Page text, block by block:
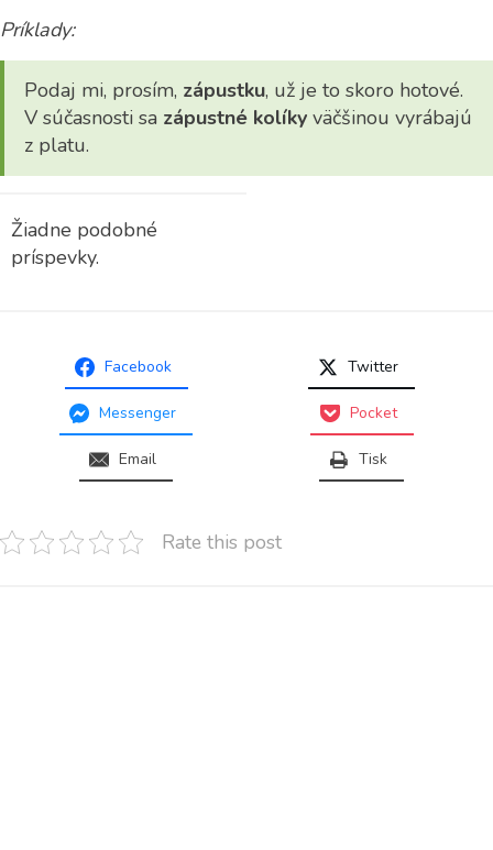
Príklady:
Podaj mi, prosím, zápustku, už je to skoro hotové.
V súčasnosti sa zápustné kolíky väčšinou vyrábajú
z platu.
Žiadne podobné
príspevky.
Facebook Twitter
Messenger Pocket
Email Tisk
Rate this post